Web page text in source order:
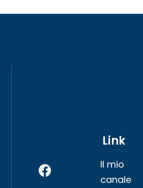
Link
Il mio
canale